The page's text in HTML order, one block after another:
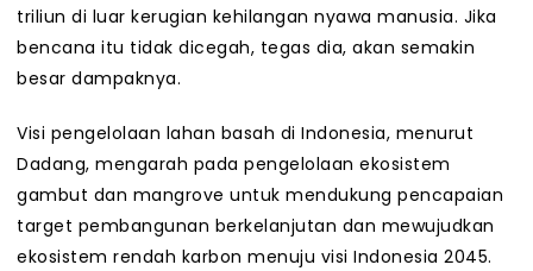
triliun di luar kerugian kehilangan nyawa manusia. Jika
bencana itu tidak dicegah, tegas dia, akan semakin
besar dampaknya.
Visi pengelolaan lahan basah di Indonesia, menurut
Dadang, mengarah pada pengelolaan ekosistem
gambut dan mangrove untuk mendukung pencapaian
target pembangunan berkelanjutan dan mewujudkan
ekosistem rendah karbon menuju visi Indonesia 2045.